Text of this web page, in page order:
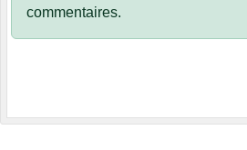
commentaires.